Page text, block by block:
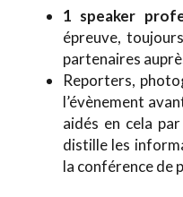
1 speaker
épreuve,
partenaires
Reporters,
l’évènement
aidés en cela
distille les
la conférence de